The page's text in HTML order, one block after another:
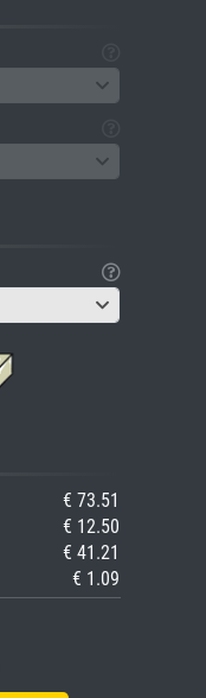
€ 73.51
€ 12.50
€ 41.21
€ 1.09